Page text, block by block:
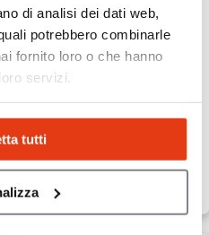
di analisi dei dati web,
potrebbero combinarle
fornito loro o che hanno
servizi.
tutti